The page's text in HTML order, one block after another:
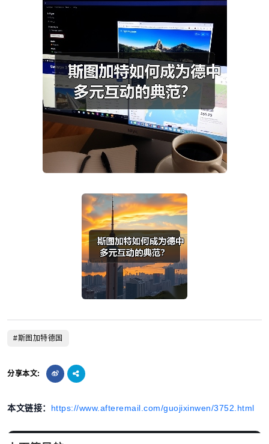
#斯图加特德国
分享本文:
本文链接： https://www.afteremail.com/guojixinwen/3752.html